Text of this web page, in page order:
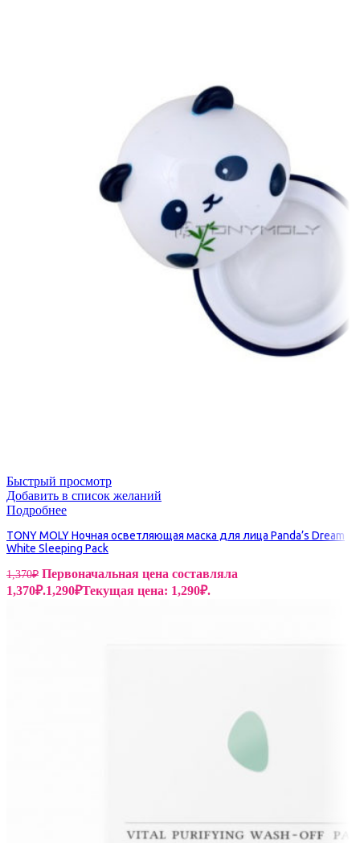
Быстрый просмотр
Добавить в список желаний
Подробнее
TONY MOLY Ночная осветляющая маска для лица Panda’s Dream
White Sleeping Pack
1,370₽ Первоначальная цена составляла
1,370₽.1,290₽Текущая цена: 1,290₽.